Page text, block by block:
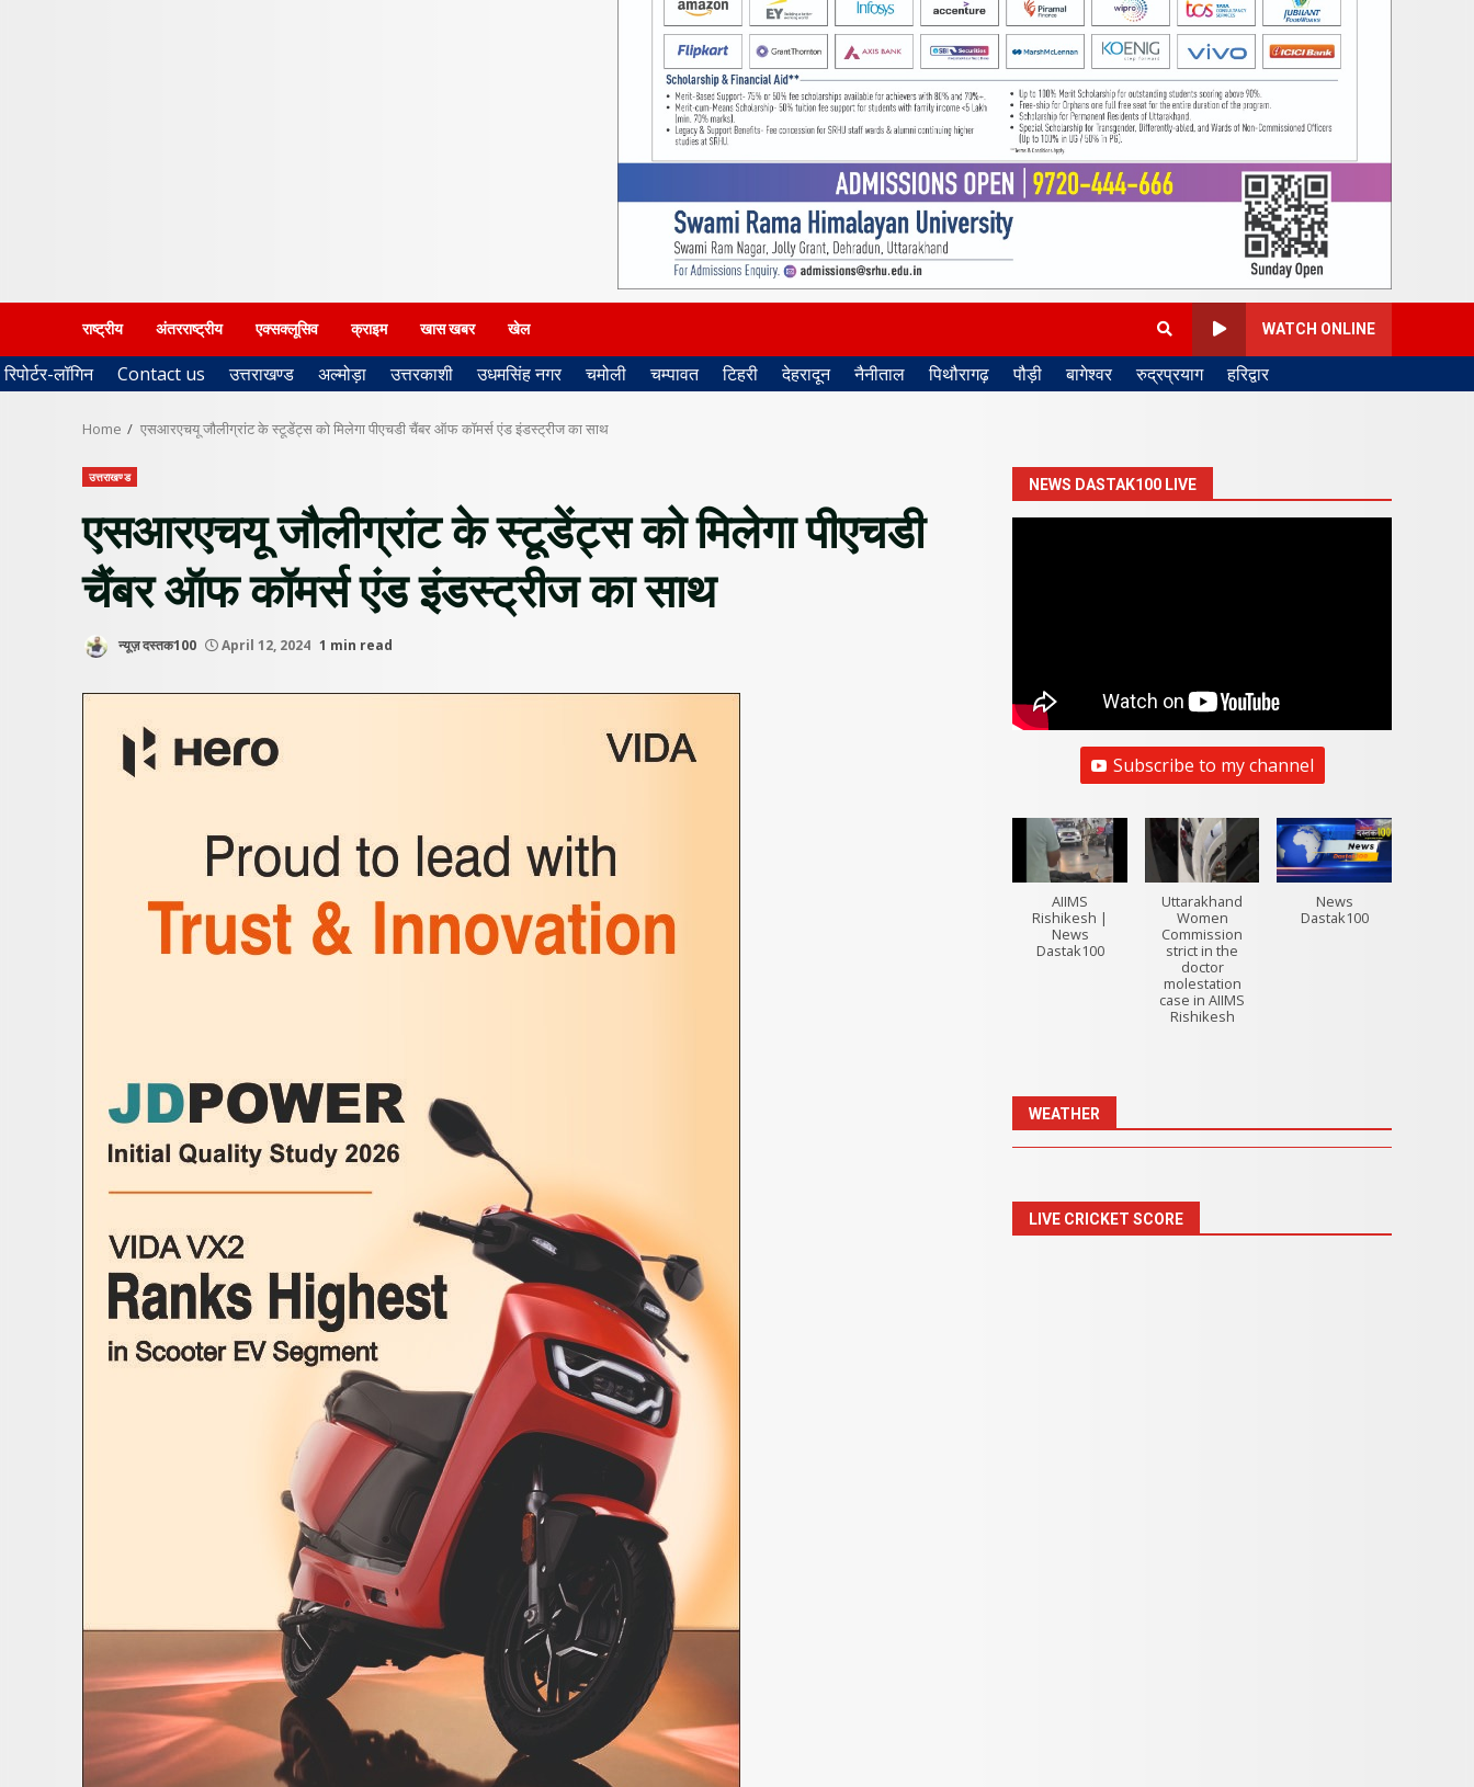
राष्ट्रीय अंतरराष्ट्रीय एक्सक्लूसिव क्राइम खास खबर खेल WATCH ONLINE
रिपोर्टर-लॉगिन Contact us उत्तराखण्ड अल्मोड़ा उत्तरकाशी उधमसिंह नगर चमोली चम्पावत टिहरी देहरादून नैनीताल पिथौरागढ़ पौड़ी बागेश्वर रुद्रप्रयाग हरिद्वार
Home एसआरएचयू जौलीग्रांट के स्टूडेंट्स को मिलेगा पीएचडी चैंबर ऑफ कॉमर्स एंड इंडस्ट्रीज का साथ
उत्तराखण्ड
एसआरएचयू जौलीग्रांट के स्टूडेंट्स को मिलेगा पीएचडी
चैंबर ऑफ कॉमर्स एंड इंडस्ट्रीज का साथ
न्यूज़ दस्तक100 April 12, 2024 1 min read
NEWS DASTAK100 LIVE
Subscribe to my channel
AIIMS
Rishikesh |
News
Dastak100
Uttarakhand
Women
Commission
strict in the
doctor
molestation
case in AIIMS
Rishikesh
News
Dastak100
WEATHER
LIVE CRICKET SCORE